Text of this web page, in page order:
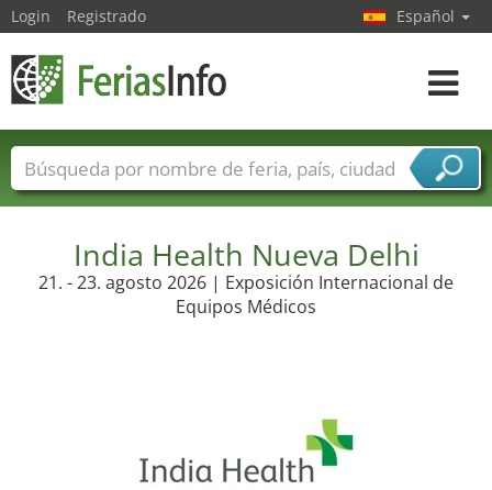
India Health Nueva Delhi
21. - 23. agosto 2026 | Exposición Internacional de
Equipos Médicos
Login Registrado Español
toggle
Nombres de ferias Países
Ciudades
Sectores de proveedor de servicios